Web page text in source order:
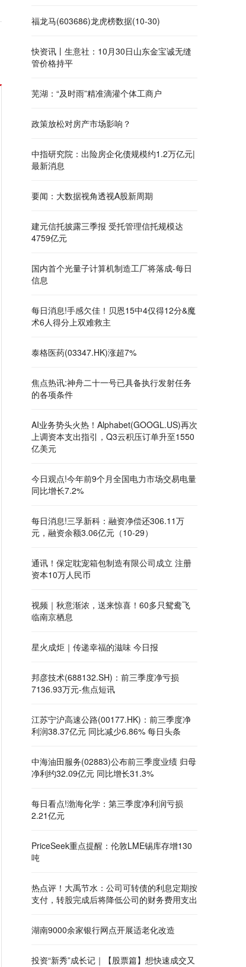
福龙马(603686)龙虎榜数据(10-30)
快资讯丨生意社：10月30日山东金宝诚无缝
管价格持平
芜湖：“及时雨”精准滴灌个体工商户
政策放松对房产市场影响？
中指研究院：出险房企化债规模约1.2万亿元|
最新消息
要闻：大数据视角透视A股新周期
建元信托披露三季报 受托管理信托规模达
4759亿元
国内首个光量子计算机制造工厂将落成-每日
信息
每日消息!手感欠佳！贝恩15中4仅得12分&魔
术6人得分上双难救主
泰格医药(03347.HK)涨超7%
焦点热讯:神舟二十一号已具备执行发射任务
的各项条件
AI业务势头火热！Alphabet(GOOGL.US)再次
上调资本支出指引，Q3云积压订单升至1550
亿美元
今日观点!今年前9个月全国电力市场交易电量
同比增长7.2%
每日消息!三孚新科：融资净偿还306.11万
元，融资余额3.06亿元（10-29）
通讯！保定耽宠箱包制造有限公司成立 注册
资本10万人民币
视频｜秋意渐浓，送来惊喜！60多只鸳鸯飞
临南京栖息
星火成炬｜传递幸福的滋味 今日报
邦彦技术(688132.SH)：前三季度净亏损
7136.93万元-焦点短讯
江苏宁沪高速公路(00177.HK)：前三季度净
利润38.37亿元 同比减少6.86% 每日头条
中海油田服务(02883)公布前三季度业绩 归母
净利约32.09亿元 同比增长31.3%
每日看点!渤海化学：第三季度净利润亏损
2.21亿元
PriceSeek重点提醒：伦敦LME锡库存增130
吨
热点评！大禹节水：公司可转债的利息定期按
支付，转股完成后将降低公司的财务费用支出
湖南9000余家银行网点开展适老化改造
投资“新秀”成长记｜【股票篇】想快速成交又